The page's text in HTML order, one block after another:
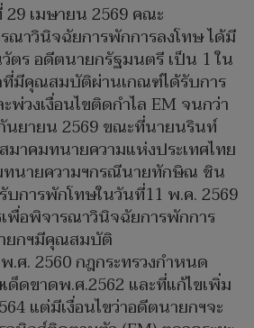
เมษายน 2569 คณะ
ณาวินิจฉัยการพักการลงโทษ ได้มี
ร อดีตนายกรัฐมนตรี เป็น 1 ใน
ที่มีคุณสมบัติผ่านเกณฑ์ได้รับการ
วงเงื่อนไขติดกำไล EM จนกว่า
นยายน 2569 ขณะที่นายนรินท์
าคมทนายความแห่งประเทศไทย
นายความฯกรณีนายทักษิณ ชิน
บการพักโทษในวันที่11 พ.ค. 2569
พื่อพิจารณาวินิจฉัยการพักการ
ยกฯมีคุณสมบัติ
ศ. 2560 กฎกระทรวงกำหนด
ด็ดขาดพ.ศ.2562 และที่แก้ไขเพิ่ม
แต่มีเงื่อนไขว่าอดีตนายกฯจะ